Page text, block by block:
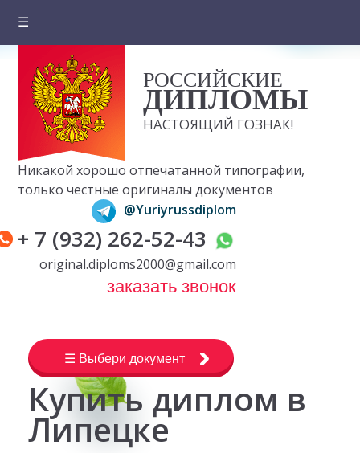
☰
О компании
Цены на документы
Вопросы и ответы
Отзывы клиентов
Оплата и доставка
Контакты
РОССИЙСКИЕ
ДИПЛОМЫ
НАСТОЯЩИЙ ГОЗНАК!
Никакой хорошо отпечатанной типографии,
только честные оригиналы документов
@Yuriyrussdiplom
+ 7 (932) 262-52-43
original.diploms2000@gmail.com
заказать звонок
☰ Выбери документ
Купить диплом в
Липецке